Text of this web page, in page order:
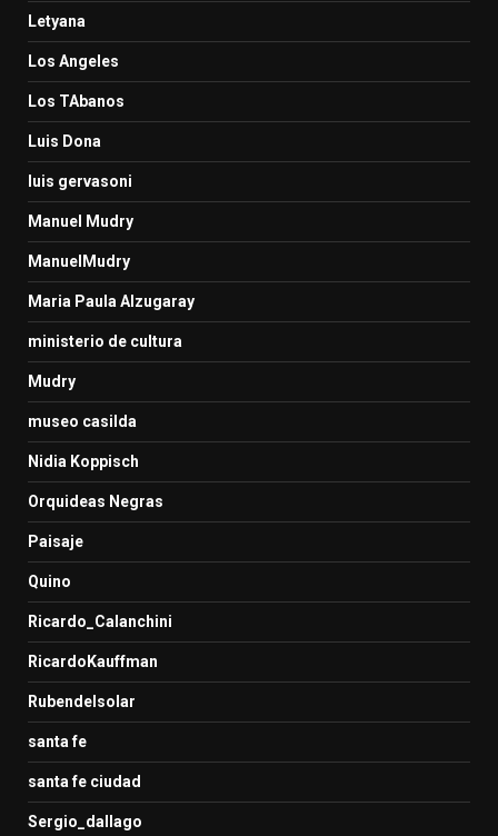
Letyana
Los Angeles
Los TAbanos
Luis Dona
luis gervasoni
Manuel Mudry
ManuelMudry
Maria Paula Alzugaray
ministerio de cultura
Mudry
museo casilda
Nidia Koppisch
Orquideas Negras
Paisaje
Quino
Ricardo_Calanchini
RicardoKauffman
Rubendelsolar
santa fe
santa fe ciudad
Sergio_dallago